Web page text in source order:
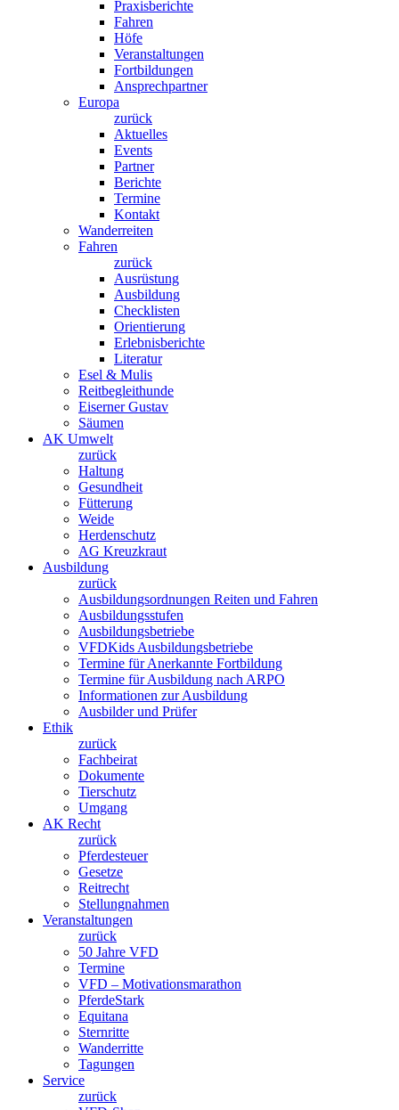
Praxisberichte
Fahren
Höfe
Veranstaltungen
Fortbildungen
Ansprechpartner
Europa
zurück
Aktuelles
Events
Partner
Berichte
Termine
Kontakt
Wanderreiten
Fahren
zurück
Ausrüstung
Ausbildung
Checklisten
Orientierung
Erlebnisberichte
Literatur
Esel & Mulis
Reitbegleithunde
Eiserner Gustav
Säumen
AK Umwelt
zurück
Haltung
Gesundheit
Fütterung
Weide
Herdenschutz
AG Kreuzkraut
Ausbildung
zurück
Ausbildungsordnungen Reiten und Fahren
Ausbildungsstufen
Ausbildungsbetriebe
VFDKids Ausbildungsbetriebe
Termine für Anerkannte Fortbildung
Termine für Ausbildung nach ARPO
Informationen zur Ausbildung
Ausbilder und Prüfer
Ethik
zurück
Fachbeirat
Dokumente
Tierschutz
Umgang
AK Recht
zurück
Pferdesteuer
Gesetze
Reitrecht
Stellungnahmen
Veranstaltungen
zurück
50 Jahre VFD
Termine
VFD – Motivationsmarathon
PferdeStark
Equitana
Sternritte
Wanderritte
Tagungen
Service
zurück